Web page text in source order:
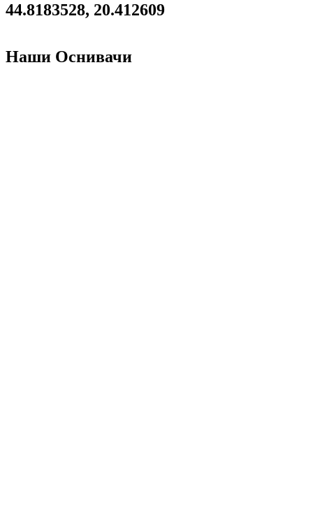
44.8183528, 20.412609
Наши Оснивачи